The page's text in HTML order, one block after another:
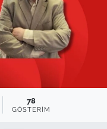
78
GÖSTERIM